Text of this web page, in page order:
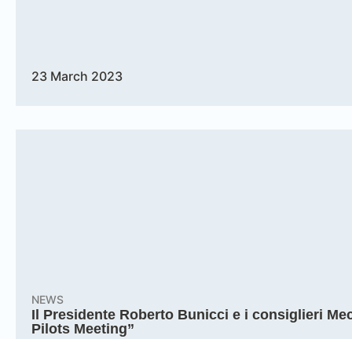
23 March 2023
NEWS
Il Presidente Roberto Bunicci e i consiglieri
Pilots Meeting”